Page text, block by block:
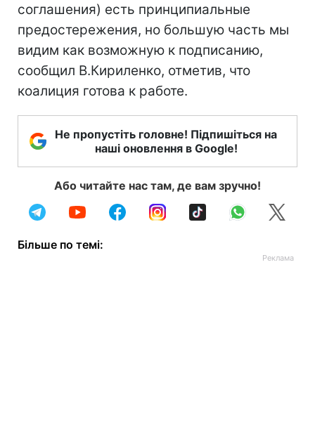
соглашения) есть принципиальные
предостережения, но большую часть мы
видим как возможную к подписанию,
сообщил В.Кириленко, отметив, что
коалиция готова к работе.
Не пропустіть головне! Підпишіться на
наші оновлення в Google!
Або читайте нас там, де вам зручно!
Більше по темі: